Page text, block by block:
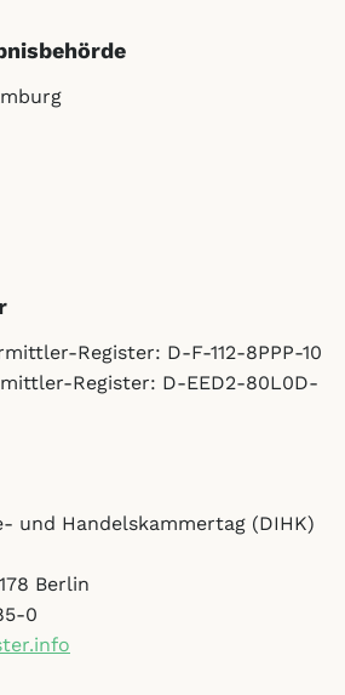
Register: D-F-112-8PPP-10
Register: D-EED2-80L0D-
und Handelskammertag (DIHK)
Berlin
0